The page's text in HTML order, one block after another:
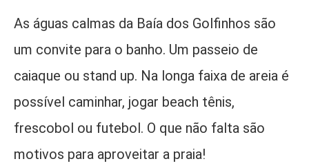
As águas calmas da Baía dos Golfinhos são
um convite para o banho. Um passeio de
caiaque ou stand up. Na longa faixa de areia é
possível caminhar, jogar beach tênis,
frescobol ou futebol. O que não falta são
motivos para aproveitar a praia!